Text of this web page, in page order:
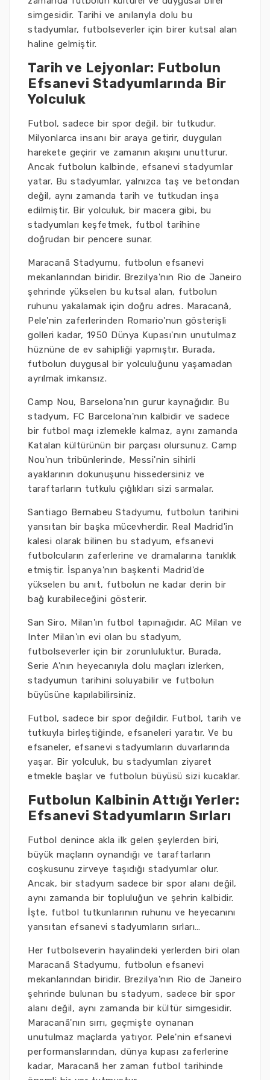
simgesidir. Tarihi ve anılarıyla dolu bu
stadyumlar, futbolseverler için birer kutsal alan
haline gelmiştir.
Tarih ve Lejyonlar: Futbolun
Efsanevi Stadyumlarında Bir
Yolculuk
Futbol, sadece bir spor değil, bir tutkudur.
Milyonlarca insanı bir araya getirir, duyguları
harekete geçirir ve zamanın akışını unutturur.
Ancak futbolun kalbinde, efsanevi stadyumlar
yatar. Bu stadyumlar, yalnızca taş ve betondan
değil, aynı zamanda tarih ve tutkudan inşa
edilmiştir. Bir yolculuk, bir macera gibi, bu
stadyumları keşfetmek, futbol tarihine
doğrudan bir pencere sunar.
Maracanã Stadyumu, futbolun efsanevi
mekanlarından biridir. Brezilya'nın Rio de Janeiro
şehrinde yükselen bu kutsal alan, futbolun
ruhunu yakalamak için doğru adres. Maracanã,
Pele'nin zaferlerinden Romario'nun gösterişli
golleri kadar, 1950 Dünya Kupası'nın unutulmaz
hüznüne de ev sahipliği yapmıştır. Burada,
futbolun duygusal bir yolculuğunu yaşamadan
ayrılmak imkansız.
Camp Nou, Barselona'nın gurur kaynağıdır. Bu
stadyum, FC Barcelona'nın kalbidir ve sadece
bir futbol maçı izlemekle kalmaz, aynı zamanda
Katalan kültürünün bir parçası olursunuz. Camp
Nou'nun tribünlerinde, Messi'nin sihirli
ayaklarının dokunuşunu hissedersiniz ve
taraftarların tutkulu çığlıkları sizi sarmalar.
Santiago Bernabeu Stadyumu, futbolun tarihini
yansıtan bir başka mücevherdir. Real Madrid'in
kalesi olarak bilinen bu stadyum, efsanevi
futbolcuların zaferlerine ve dramalarına tanıklık
etmiştir. İspanya'nın başkenti Madrid'de
yükselen bu anıt, futbolun ne kadar derin bir
bağ kurabileceğini gösterir.
San Siro, Milan'ın futbol tapınağıdır. AC Milan ve
Inter Milan'ın evi olan bu stadyum,
futbolseverler için bir zorunluluktur. Burada,
Serie A'nın heyecanıyla dolu maçları izlerken,
stadyumun tarihini soluyabilir ve futbolun
büyüsüne kapılabilirsiniz.
Futbol, sadece bir spor değildir. Futbol, tarih ve
tutkuyla birleştiğinde, efsaneleri yaratır. Ve bu
efsaneler, efsanevi stadyumların duvarlarında
yaşar. Bir yolculuk, bu stadyumları ziyaret
etmekle başlar ve futbolun büyüsü sizi kucaklar.
Futbolun Kalbinin Attığı Yerler:
Efsanevi Stadyumların Sırları
Futbol denince akla ilk gelen şeylerden biri,
büyük maçların oynandığı ve taraftarların
coşkusunu zirveye taşıdığı stadyumlar olur.
Ancak, bir stadyum sadece bir spor alanı değil,
aynı zamanda bir topluluğun ve şehrin kalbidir.
İşte, futbol tutkunlarının ruhunu ve heyecanını
yansıtan efsanevi stadyumların sırları…
Her futbolseverin hayalindeki yerlerden biri olan
Maracanã Stadyumu, futbolun efsanevi
mekanlarından biridir. Brezilya'nın Rio de Janeiro
şehrinde bulunan bu stadyum, sadece bir spor
alanı değil, aynı zamanda bir kültür simgesidir.
Maracanã'nın sırrı, geçmişte oynanan
unutulmaz maçlarda yatıyor. Pele'nin efsanevi
performanslarından, dünya kupası zaferlerine
kadar, Maracanã her zaman futbol tarihinde